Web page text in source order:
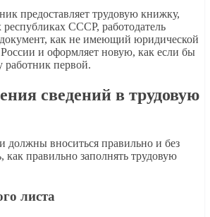
предоставляет трудовую книжку,
СССР, работодатель
как не имеющий юридической
и оформляет новую, как если бы
работник первой.
сведений в трудовую
должны вноситься правильно и без
как правильно заполнять трудовую
листа